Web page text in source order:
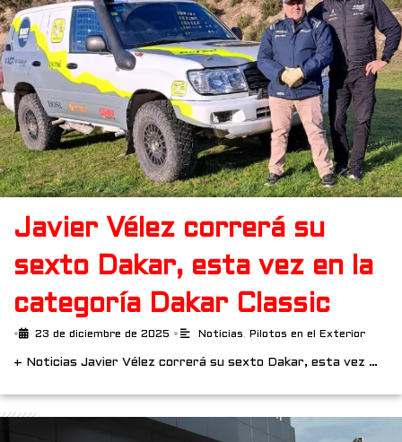
Javier Vélez correrá su
sexto Dakar, esta vez en la
categoría Dakar Classic
• 23 de diciembre de 2025 • Noticias, Pilotos en el Exterior
+ Noticias Javier Vélez correrá su sexto Dakar, esta vez …